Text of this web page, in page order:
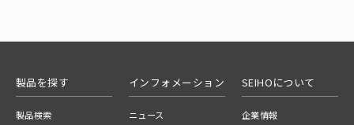
製品を探す
製品検索
インフォメーション
ニュース
SEIHOについて
企業情報